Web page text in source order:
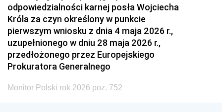
odpowiedzialności karnej posła Wojciecha
Króla za czyn określony w punkcie
pierwszym wniosku z dnia 4 maja 2026 r.,
uzupełnionego w dniu 28 maja 2026 r.,
przedłożonego przez Europejskiego
Prokuratora Generalnego
Monitor Polski rok 2026 poz. 752